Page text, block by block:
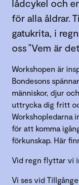
lådcykel och
för alla åldrar.
gatukrita, i
oss ”Vem är
Workshopen är
Bondesons
människor, djur
uttrycka dig fritt
Workshopledarna
för att komma
förkunskap. Här
Vid regn flyttar vi
Vi ses vid